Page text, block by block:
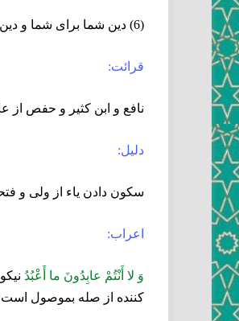
(6) دين شما براى شما و دين من براى من.
قرائت:
نافع و ابن كثير و حفص از
دليل:
سكون دادن ياء از ولى و
اعراب:
وَ لا أَنْتُمْ عابِدُونَ ما أَعْبُدُ
كننده از صله بموصول است